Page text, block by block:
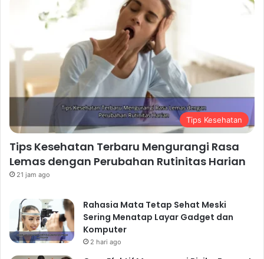
Tips Kesehatan
Tips Kesehatan Terbaru Mengurangi Rasa
Lemas dengan Perubahan Rutinitas Harian
21 jam ago
Rahasia Mata Tetap Sehat Meski
Sering Menatap Layar Gadget dan
Komputer
2 hari ago